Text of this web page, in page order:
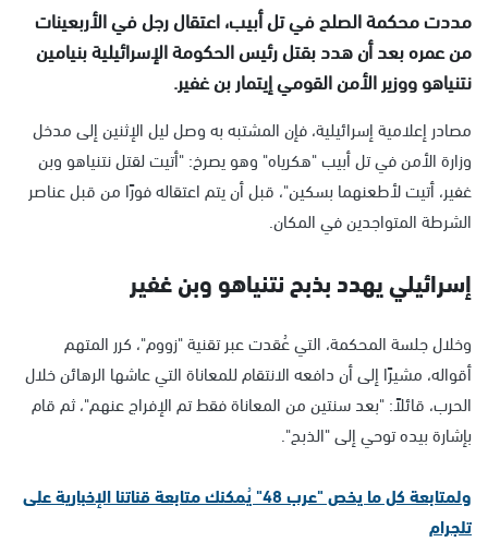
مددت محكمة الصلح في تل أبيب، اعتقال رجل في الأربعينات
من عمره بعد أن هدد بقتل رئيس الحكومة الإسرائيلية بنيامين
نتنياهو ووزير الأمن القومي إيتمار بن غفير.
مصادر إعلامية إسرائيلية، فإن المشتبه به وصل ليل الإثنين إلى مدخل
وزارة الأمن في تل أبيب "هكرياه" وهو يصرخ: "أتيت لقتل نتنياهو وبن
غفير، أتيت لأطعنهما بسكين"، قبل أن يتم اعتقاله فورًا من قبل عناصر
الشرطة المتواجدين في المكان.
إسرائيلي يهدد بذبح نتنياهو وبن غفير
وخلال جلسة المحكمة، التي عُقدت عبر تقنية "زووم"، كرر المتهم
أقواله، مشيرًا إلى أن دافعه الانتقام للمعاناة التي عاشها الرهائن خلال
الحرب، قائلاً: "بعد سنتين من المعاناة فقط تم الإفراج عنهم"، ثم قام
بإشارة بيده توحي إلى "الذبح".
ولمتابعة كل ما يخص "عرب 48" يُمكنك متابعة قناتنا الإخبارية على
تلجرام